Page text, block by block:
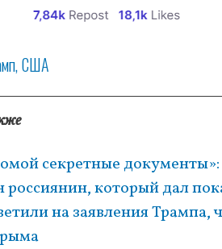
США
секретные
россиянин, который дал
на заявления Трампа,